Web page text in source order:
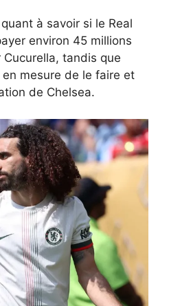
à savoir si le Real
environ 45 millions
tandis que
mesure de le faire et
de Chelsea.